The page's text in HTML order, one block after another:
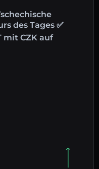
des Tages ✅
mit CZK auf